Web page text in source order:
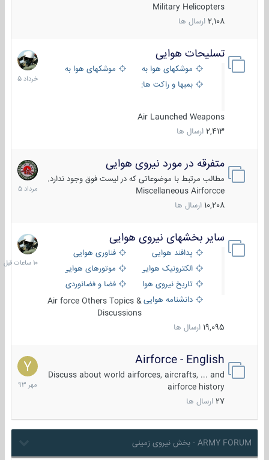
Military Helicopters
2,108 ارسال ها
تسلیحات هوایی
موشکهای هوا به هوا
موشکهای هوا به سطح
بمبها و راکت های هوایی
Air Launched Weapons
2,413 ارسال ها
30
خرداد
1405
متفرقه در مورد نیروی هوایی
مطالب مرتبط با موضوعاتی که در لیست فوق وجود ندارد.
Miscellaneous Airforcce
10,208 ارسال ها
7
مرداد
1405
سایر بخشهای نیروی هوایی
پدافند هوایی
فناوری هوایی
الکترونیک هوایی
موتورهای هوایی
تاریخ نیروی هوایی
فضا و فضانوردی
دانشنامه هواییAir force Others Topics &
Discussions
19,095 ارسال ها
10
ساعات
قبل
Airforce - English
Discuss about world airforces, aircrafts, ... and
airforce history
27 ارسال ها
15
مهر
1393
ARMY FORUM - بخش نیروی زمینی